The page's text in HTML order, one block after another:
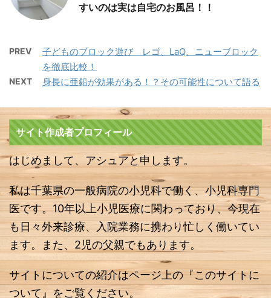
すいのは実は自宅のお風呂！！
PREV
子どものブロック遊び レゴ、LaQ、ニューブロック
を徹底比較！
NEXT 身長に亜鉛が効果がある！？その可能性について語る
サイト作成者プロフィール
はじめまして、アシュアと申します。
私は千葉県の一般病院の小児科で働く、小児科専門
医です。10年以上小児医療に関わっており、今現在
も日々外来診療、入院業務に携わり忙しく働いてい
ます。また、2児の父親でもあります。
サイトについての紹介はページ上の『このサイトに
ついて』をご覧ください。